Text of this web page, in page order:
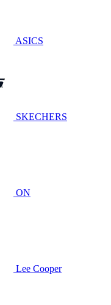
ASICS
SKECHERS
ON
Lee Cooper